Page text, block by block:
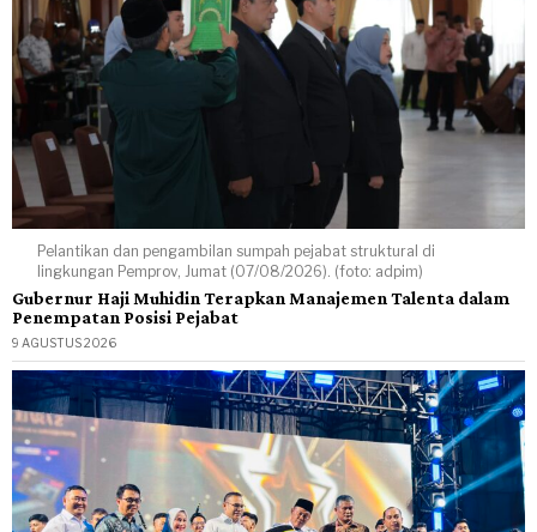
Pelantikan dan pengambilan sumpah pejabat struktural di
lingkungan Pemprov, Jumat (07/08/2026). (foto: adpim)
Gubernur Haji Muhidin Terapkan Manajemen Talenta dalam
Penempatan Posisi Pejabat
9 AGUSTUS 2026